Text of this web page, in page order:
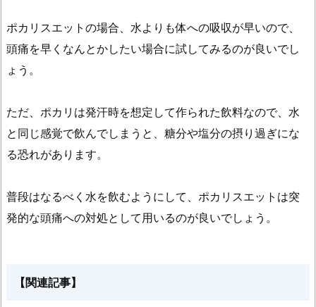
ポカリスエットの場合、水よりも体への吸収が早いので、
頭痛を早くなんとかしたい場合に試してみるのが良いでし
ょう。
ただ、ポカリは発汗時を想定して作られた飲料なので、水
と同じ感覚で飲んでしまうと、糖分や塩分の摂り過ぎにな
る恐れがあります。
普段はなるべく水を飲むようにして、ポカリスエットは突
発的な頭痛への対処として用いるのが良いでしょう。
【関連記事】